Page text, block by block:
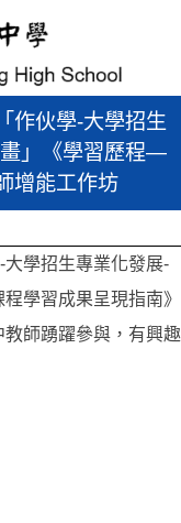
作伙學-大學招生
」《學習歷程—
增能工作坊
學招生專業化發展-
學習成果呈現指南》
師踴躍參與，有興趣